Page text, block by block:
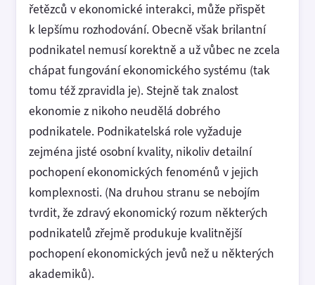
řetězců v ekonomické interakci, může přispět
k lepšímu rozhodování. Obecně však brilantní
podnikatel nemusí korektně a už vůbec ne zcela
chápat fungování ekonomického systému (tak
tomu též zpravidla je). Stejně tak znalost
ekonomie z nikoho neudělá dobrého
podnikatele. Podnikatelská role vyžaduje
zejména jisté osobní kvality, nikoliv detailní
pochopení ekonomických fenoménů v jejich
komplexnosti. (Na druhou stranu se nebojím
tvrdit, že zdravý ekonomický rozum některých
podnikatelů zřejmě produkuje kvalitnější
pochopení ekonomických jevů než u některých
akademiků).